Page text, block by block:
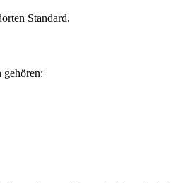
Standard.
gehören: